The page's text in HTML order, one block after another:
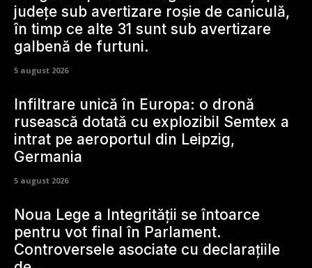
județe sub avertizare roșie de caniculă,
în timp ce alte 31 sunt sub avertizare
galbenă de furtuni.
5 august 2026
Infiltrare unică în Europa: o dronă
rusească dotată cu explozibil Semtex a
intrat pe aeroportul din Leipzig,
Germania
5 august 2026
Noua Lege a Integrității se întoarce
pentru vot final în Parlament.
Controversele asociate cu declarațiile